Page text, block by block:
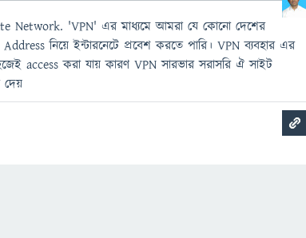
Network. 'VPN' এর মাধ্যমে আমরা যে কোনো দেশের
নিয়ে ইন্টারনেটে প্রবেশ করতে পারি। VPN ব্যবহার এর
access করা যায় কারণ VPN সারভার সরাসরি ঐ সাইট
দেয়